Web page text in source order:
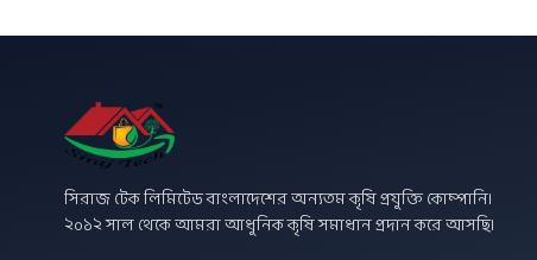
সিরাজ টেক লিমিটেড বাংলাদেশের অন্যতম কৃষি প্রযুক্তি কোম্পানি।
২০১২ সাল থেকে আমরা আধুনিক কৃষি সমাধান প্রদান করে আসছি।